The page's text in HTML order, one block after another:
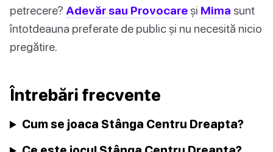
petrecere? Adevăr sau Provocare și Mima sunt
întotdeauna preferate de public și nu necesită nicio
pregătire.
Întrebări frecvente
Cum se joaca Stânga Centru Dreapta?